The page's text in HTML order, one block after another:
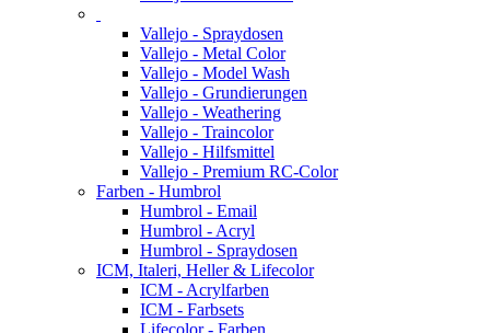
Vallejo - Spraydosen
Vallejo - Metal Color
Vallejo - Model Wash
Vallejo - Grundierungen
Vallejo - Weathering
Vallejo - Traincolor
Vallejo - Hilfsmittel
Vallejo - Premium RC-Color
Farben - Humbrol
Humbrol - Email
Humbrol - Acryl
Humbrol - Spraydosen
ICM, Italeri, Heller & Lifecolor
ICM - Acrylfarben
ICM - Farbsets
Lifecolor - Farben